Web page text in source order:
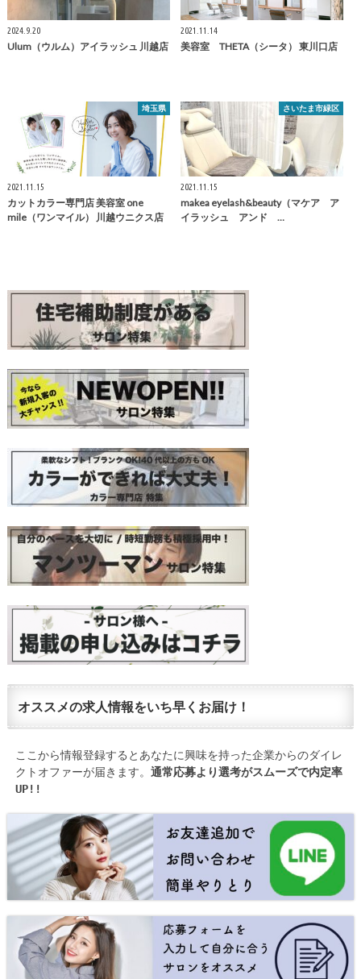
2024.9.20
Ulum（ウルム）アイラッシュ 川越店
2021.11.14
美容室 THETA（シータ） 東川口店
埼玉県
2021.11.15
カットカラー専門店 美容室 one
mile（ワンマイル） 川越ウニクス店
さいたま市緑区
2021.11.15
makea eyelash&beauty（マケア ア
イラッシュ アンド …
オススメの求人情報をいち早くお届け！
ここから情報登録するとあなたに興味を持った企業からのダイレ
クトオファーが届きます。 通常応募より選考がスムーズで内定率
UP!!